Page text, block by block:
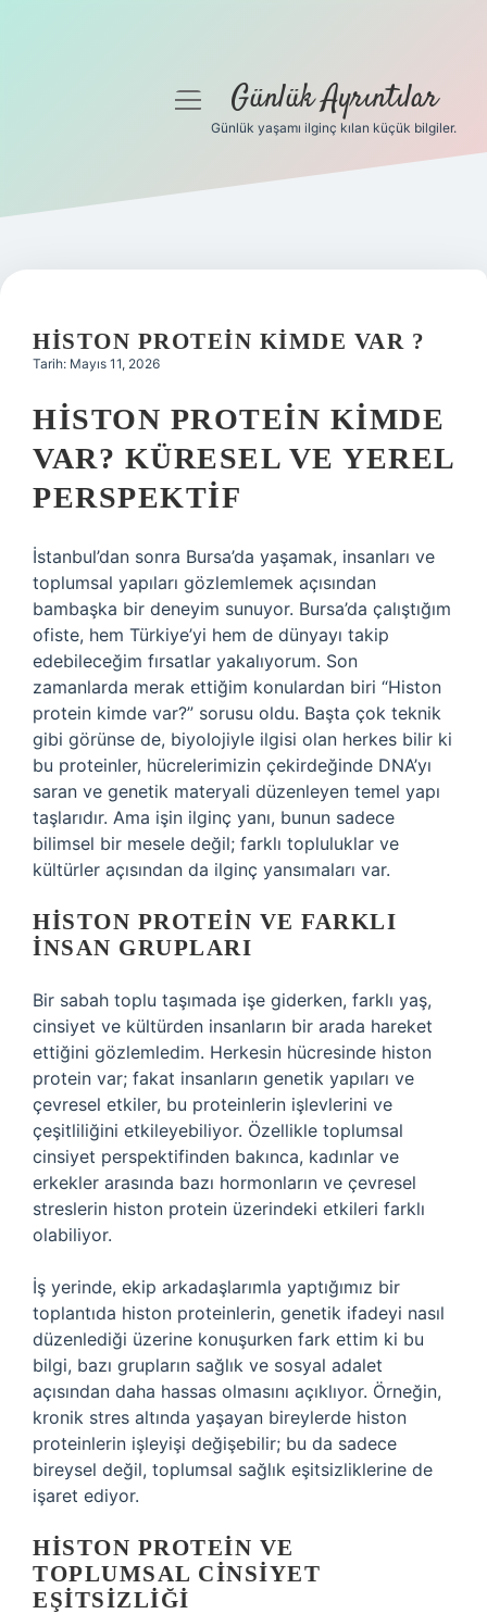
Gizlilik Politikası
Yasal Uyarı
menüyüGünlük Ayrıntılar
Günlük yaşamı ilginç kılan küçük bilgiler.
HISTON PROTEIN KIMDE VAR ?
Tarih: Mayıs 11, 2026
HISTON PROTEIN KIMDE
VAR? KÜRESEL VE YEREL
PERSPEKTIF
İstanbul’dan sonra Bursa’da yaşamak, insanları ve
toplumsal yapıları gözlemlemek açısından
bambaşka bir deneyim sunuyor. Bursa’da çalıştığım
ofiste, hem Türkiye’yi hem de dünyayı takip
edebileceğim fırsatlar yakalıyorum. Son
zamanlarda merak ettiğim konulardan biri “Histon
protein kimde var?” sorusu oldu. Başta çok teknik
gibi görünse de, biyolojiyle ilgisi olan herkes bilir ki
bu proteinler, hücrelerimizin çekirdeğinde DNA’yı
saran ve genetik materyali düzenleyen temel yapı
taşlarıdır. Ama işin ilginç yanı, bunun sadece
bilimsel bir mesele değil; farklı topluluklar ve
kültürler açısından da ilginç yansımaları var.
HISTON PROTEIN VE FARKLI
İNSAN GRUPLARI
Bir sabah toplu taşımada işe giderken, farklı yaş,
cinsiyet ve kültürden insanların bir arada hareket
ettiğini gözlemledim. Herkesin hücresinde histon
protein var; fakat insanların genetik yapıları ve
çevresel etkiler, bu proteinlerin işlevlerini ve
çeşitliliğini etkileyebiliyor. Özellikle toplumsal
cinsiyet perspektifinden bakınca, kadınlar ve
erkekler arasında bazı hormonların ve çevresel
streslerin histon protein üzerindeki etkileri farklı
olabiliyor.
İş yerinde, ekip arkadaşlarımla yaptığımız bir
toplantıda histon proteinlerin, genetik ifadeyi nasıl
düzenlediği üzerine konuşurken fark ettim ki bu
bilgi, bazı grupların sağlık ve sosyal adalet
açısından daha hassas olmasını açıklıyor. Örneğin,
kronik stres altında yaşayan bireylerde histon
proteinlerin işleyişi değişebilir; bu da sadece
bireysel değil, toplumsal sağlık eşitsizliklerine de
işaret ediyor.
HISTON PROTEIN VE
TOPLUMSAL CINSIYET
EŞITSIZLIĞI